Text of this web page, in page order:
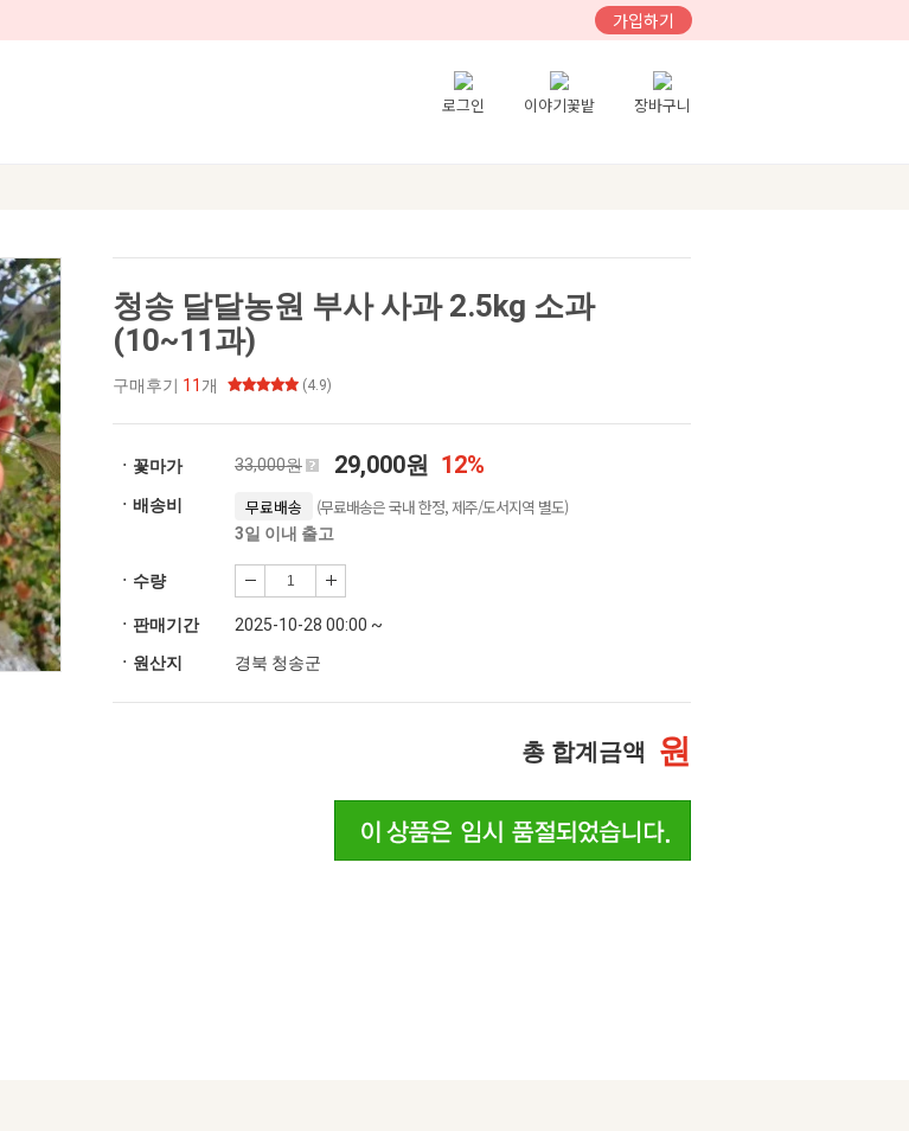
가입하기
로그인 이야기꽃밭 장바구니
청송 달달농원 부사 사과 2.5kg 소과
(10~11과)
구매후기 11 개 (4.9)
ㆍ꽃마가 33,000원 29,000원 12%
ㆍ배송비 무료배송 (무료배송은 국내 한정, 제주/도서지역 별도)
3일 이내 출고
ㆍ수량
ㆍ판매기간
2025-10-28 00:00 ~
ㆍ원산지
경북 청송군
총 합계금액 원